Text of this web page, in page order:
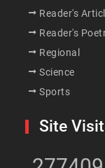
Reader's
Reader's
Regional
Science
Sports
Site